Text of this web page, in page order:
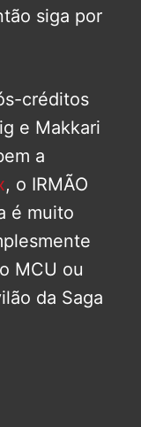
siga por
créditos
e Makkari
a
, o IRMÃO
é muito
MCU ou
da Saga